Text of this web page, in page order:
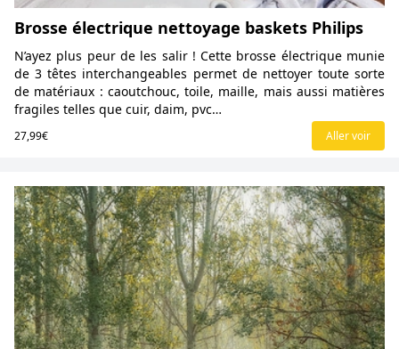
Brosse électrique nettoyage baskets Philips
N’ayez plus peur de les salir ! Cette brosse électrique munie
de 3 têtes interchangeables permet de nettoyer toute sorte
de matériaux : caoutchouc, toile, maille, mais aussi matières
fragiles telles que cuir, daim, pvc…
27,99€ Aller voir